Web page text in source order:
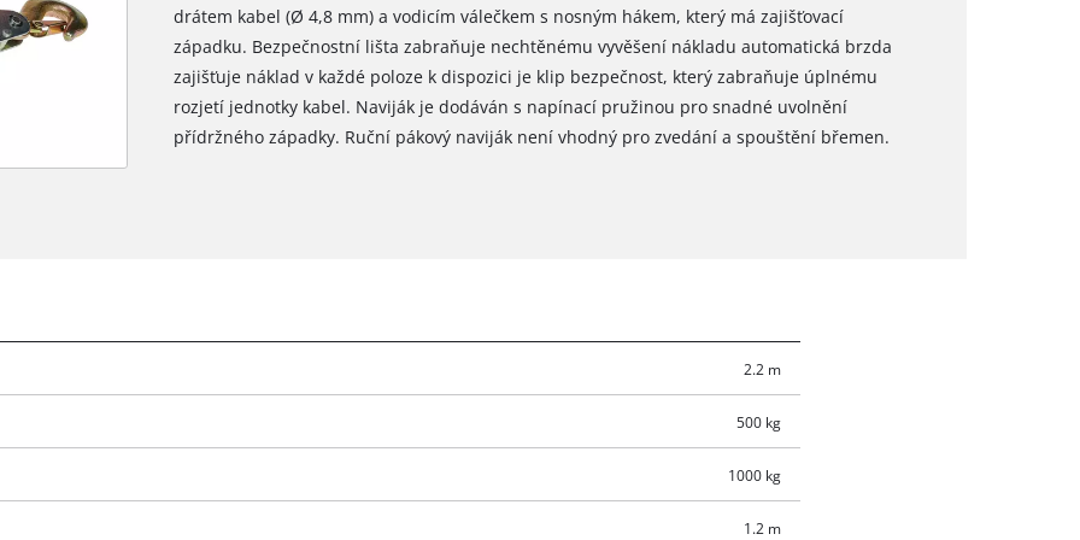
drátem kabel (Ø 4,8 mm) a vodicím válečkem s nosným hákem, který má zajišťovací
západku. Bezpečnostní lišta zabraňuje nechtěnému vyvěšení nákladu automatická brzda
zajišťuje náklad v každé poloze k dispozici je klip bezpečnost, který zabraňuje úplnému
rozjetí jednotky kabel. Naviják je dodáván s napínací pružinou pro snadné uvolnění
přídržného západky. Ruční pákový naviják není vhodný pro zvedání a spouštění břemen.
2.2 m
500 kg
1000 kg
1.2 m